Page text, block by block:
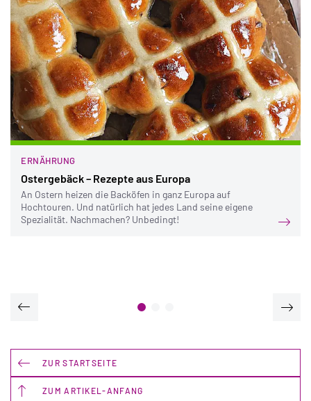
ERNÄHRUNG
Ostergebäck – Rezepte aus Europa
An Ostern heizen die Backöfen in ganz Europa auf
Hochtouren. Und natürlich hat jedes Land seine eigene
Spezialität. Nachmachen? Unbedingt!
ZUR STARTSEITE
ZUM ARTIKEL-ANFANG